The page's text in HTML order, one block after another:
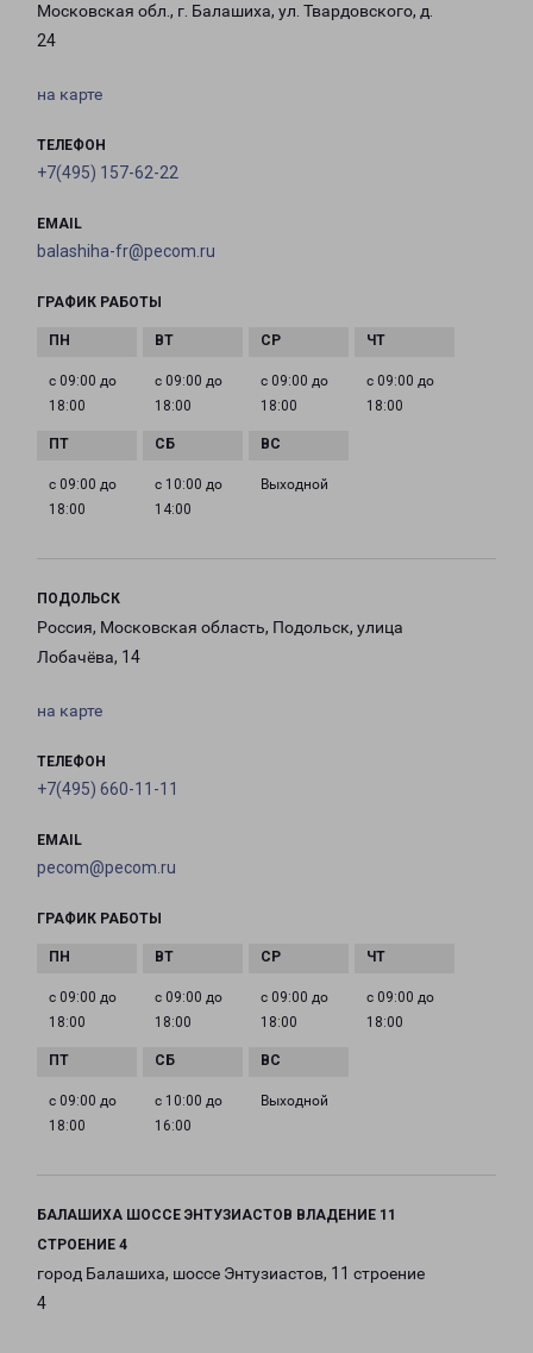
Московская обл., г. Балашиха, ул. Твардовского, д.
24
на карте
ТЕЛЕФОН
+7(495) 157-62-22
EMAIL
balashiha-fr@pecom.ru
ГРАФИК РАБОТЫ
с 09:00 до
18:00
с 09:00 до
18:00
с 09:00 до
18:00
с 09:00 до
18:00
с 09:00 до
18:00
с 10:00 до
14:00
Выходной
ПОДОЛЬСК
Россия, Московская область, Подольск, улица
Лобачёва, 14
на карте
ТЕЛЕФОН
+7(495) 660-11-11
EMAIL
pecom@pecom.ru
ГРАФИК РАБОТЫ
с 09:00 до
18:00
с 09:00 до
18:00
с 09:00 до
18:00
с 09:00 до
18:00
с 09:00 до
18:00
с 10:00 до
16:00
Выходной
БАЛАШИХА ШОССЕ ЭНТУЗИАСТОВ ВЛАДЕНИЕ 11
СТРОЕНИЕ 4
город Балашиха, шоссе Энтузиастов, 11 строение
4